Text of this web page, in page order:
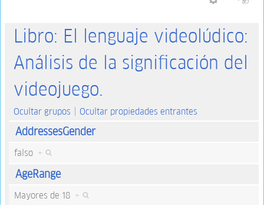
Libro: El lenguaje videolúdico:
Análisis de la significación del
videojuego.
Ocultar grupos Ocultar propiedades entrantes
AddressesGender
falso +
AgeRange
Mayores de 18 +